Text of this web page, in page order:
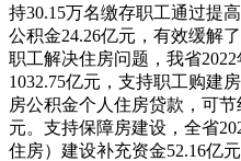
持30.15万名缴存职工通过提
公积金24.26亿元，有效缓解
职工解决住房问题，我省
1032.75亿元，支持职工购建
房公积金个人住房贷款，可
元。支持保障房建设，全省
住房）建设补充资金52.16亿元